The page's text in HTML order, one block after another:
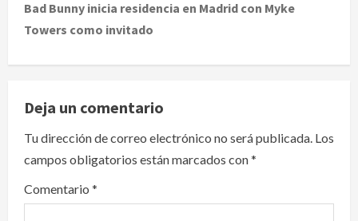
n
a
v
i
g
a
Bad Bunny inicia residencia en Madrid con Myke
Towers como invitado
Deja un comentario
Tu dirección de correo electrónico no será publicada. Los
campos obligatorios están marcados con*
Comentario *